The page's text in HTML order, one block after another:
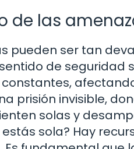
de las
pueden ser tan
de seguridad
prisión invisible,
solas y
sola? Hay